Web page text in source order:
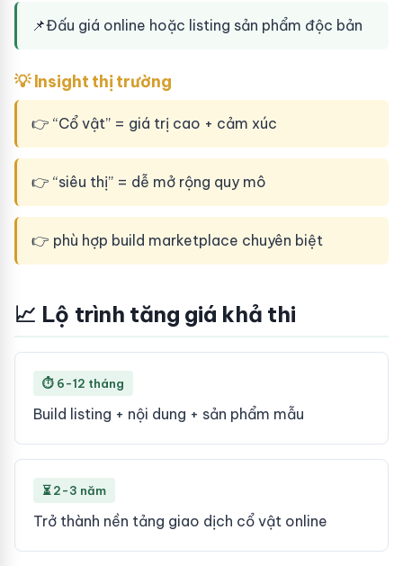
📌Đấu giá online hoặc listing sản phẩm độc bản
💡 Insight thị trường
👉 “Cổ vật” = giá trị cao + cảm xúc
👉 “siêu thị” = dễ mở rộng quy mô
👉 phù hợp build marketplace chuyên biệt
📈 Lộ trình tăng giá khả thi
⏱ 6-12 tháng
Build listing + nội dung + sản phẩm mẫu
⏳ 2-3 năm
Trở thành nền tảng giao dịch cổ vật online